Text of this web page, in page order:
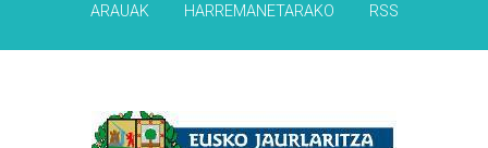
ARAUAK HARREMANETARAKO RSS